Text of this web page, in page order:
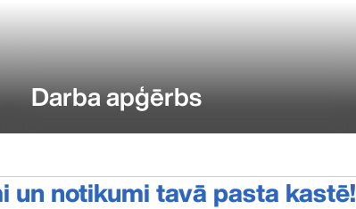
Darba apģērbs
un notikumi tavā pasta kastē!